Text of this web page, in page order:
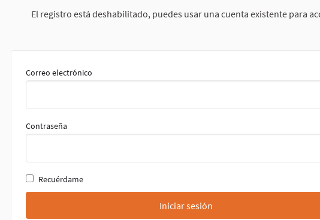
El registro está deshabilitado, puedes usar una cuenta existente para
Correo electrónico
Contraseña
Recuérdame
Iniciar sesión